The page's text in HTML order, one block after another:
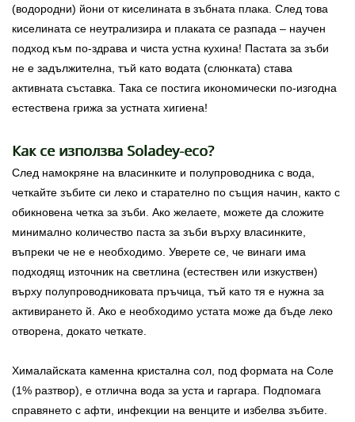
(водородни) йони от киселината в зъбната плака. След това
киселината се неутрализира и плаката се разпада – научен
подход към по-здрава и чиста устна кухина! Пастата за зъби
не е задължителна, тъй като водата (слюнката) става
активната съставка. Така се постига икономически по-изгодна
естествена грижа за устната хигиена!
Как се използва Soladey-eco?
След намокряне на власинките и полупроводника с вода,
четкайте зъбите си леко и старателно по същия начин, както с
обикновена четка за зъби. Ако желаете, можете да сложите
минимално количество паста за зъби върху власинките,
въпреки че не е необходимо. Уверете се, че винаги има
подходящ източник на светлина (естествен или изкуствен)
върху полупроводниковата пръчица, тъй като тя е нужна за
активирането й. Ако е необходимо устата може да бъде леко
отворена, докато четкате.
Хималайската каменна кристална сол, под формата на Соле
(1% разтвор), е отлична вода за уста и гаргара. Подпомага
справянето с афти, инфекции на венците и избелва зъбите.